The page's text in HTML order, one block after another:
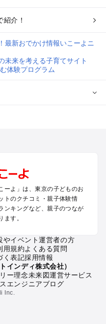
介！
ルお出かけ
が丘のプールお出かけ
神井のプールお出かけ
のプールお出かけ
地・月島のプールお出かけ
久留米のプールお出かけ
け
出かけ
のプールお出かけ
かけ
ーよ」は、東京の子どものお
トのクチコミ・親子体験情
ンキングなど、親子のつなが
ます。
やイベント運営者の方
用規約よくある質問
く表記採用情報
インディ株式会社）
ー理念未来図運営サービス
エンジニアブログ
Inc.